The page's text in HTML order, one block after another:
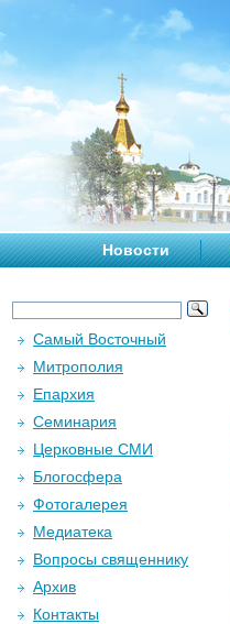
Новости
Самый Восточный
Митрополия
Епархия
Семинария
Церковные СМИ
Блогосфера
Фотогалерея
Медиатека
Вопросы священнику
Архив
Контакты